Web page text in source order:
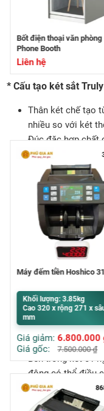
1% có thể cài đặt
nhàng.
Bảo hành 5 năm –
Màu sắc: Đen xám.
Xuất xứ Việt Nam –
* Cấu tạo két sắt
Thân két chế tạo
nhiều so với két
Đúc đặc hợp chất
năng chịu nhiệt và
tạo kết cấu vững
Cánh cửa
12mm theo tiêu
phá hiệu quả.
Hai bản lề ngoài
Hệ thống chốt
khóa, tăng độ an
Hệ thống
8601 nhập khẩu
xác cao, sai số
1 số hoặc 3 cặp
dụng hoặc không
Bên trong két 01
động có thể điều
A4, cặp clear bag.
Sơn chống gỉ + 2
Bốt điện thoại văn phòng –
Phone Booth
Liên hệ
Máy đếm tiền Hoshico
Khối lượng: 3.85kg
Cao 320 x rộng 271 x sâu
mm
Giá giảm:6.800.000₫
Giá gốc:
7.500.000₫